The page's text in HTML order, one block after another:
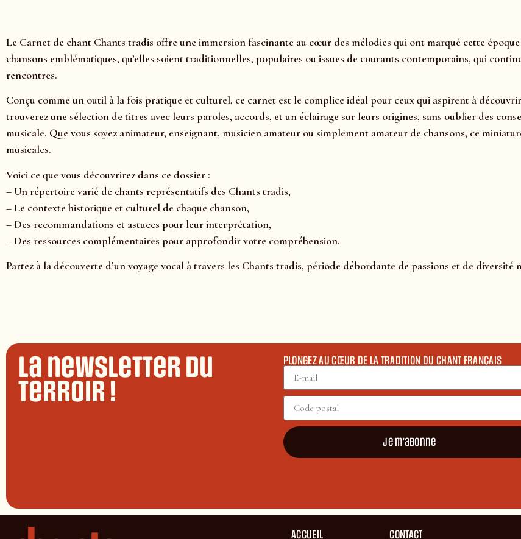
Le Carnet de chant Chants tradis offre une immersion fascinante au cœur des mélodies qui ont marqué cette
chansons emblématiques, qu’elles soient traditionnelles, populaires ou issues de courants contemporains, qui
rencontres.
Conçu comme un outil à la fois pratique et culturel, ce carnet est le complice idéal pour ceux qui aspirent à
trouverez une sélection de titres avec leurs paroles, accords, et un éclairage sur leurs origines, sans oublier des
musicale. Que vous soyez animateur, enseignant, musicien amateur ou simplement amateur de chansons, ce
musicales.
Voici ce que vous découvrirez dans ce dossier :
– Un répertoire varié de chants représentatifs des Chants tradis,
– Le contexte historique et culturel de chaque chanson,
– Des recommandations et astuces pour leur interprétation,
– Des ressources complémentaires pour approfondir votre compréhension.
Partez à la découverte d’un voyage vocal à travers les Chants tradis, période débordante de passions et de diversité
La newsletter du
terroir !
PLONGEZ AU CŒUR DE LA TRADITION DU CHANT FRANÇAIS
Je m'abonne
ACCUEIL CONTACT